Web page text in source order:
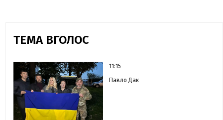
ТЕМА ВГОЛОС
11:15
Павло Дак